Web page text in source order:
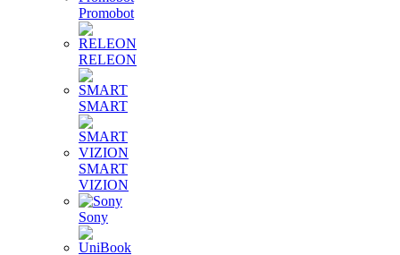
Promobot
RELEON
SMART
SMART
VIZION
Sony